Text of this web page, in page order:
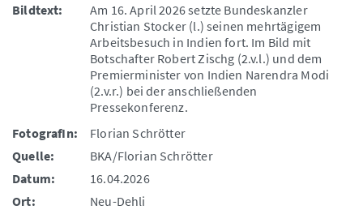
Bildtext:
Am 16. April 2026 setzte Bundeskanzler
Christian Stocker (l.) seinen mehrtägigem
Arbeitsbesuch in Indien fort. Im Bild mit
Botschafter Robert Zischg (2.v.l.) und dem
Premierminister von Indien Narendra Modi
(2.v.r.) bei der anschließenden
Pressekonferenz.
FotografIn:
Florian Schrötter
Quelle:
BKA/Florian Schrötter
Datum:
16.04.2026
Ort:
Neu-Dehli